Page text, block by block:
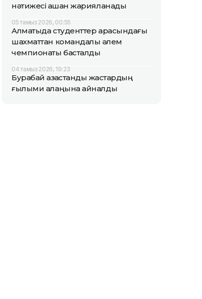
нәтижесі қашан жарияланады
05 тамыз 2026, 00:55
Алматыда студенттер арасындағы
шахматтан командалық әлем
чемпионаты басталды
04 тамыз 2026, 19:23
Бурабай қазақстандық жастардың
ғылыми алаңына айналды